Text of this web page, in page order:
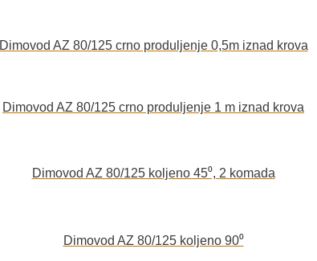
Dimovod AZ 80/125 crno produljenje 0,5m iznad krova
Dimovod AZ 80/125 crno produljenje 1 m iznad krova
Dimovod AZ 80/125 koljeno 45⁰, 2 komada
Dimovod AZ 80/125 koljeno 90⁰